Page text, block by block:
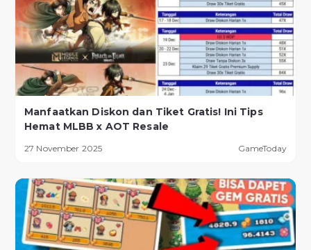
Manfaatkan Diskon dan Tiket Gratis! Ini Tips
Hemat MLBB x AOT Resale
27 November 2025 GameToday